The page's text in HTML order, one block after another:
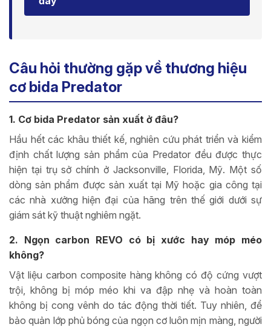
Câu hỏi thường gặp về thương hiệu
cơ bida Predator
1. Cơ bida Predator sản xuất ở đâu?
Hầu hết các khâu thiết kế, nghiên cứu phát triển và kiểm
định chất lượng sản phẩm của Predator đều được thực
hiện tại trụ sở chính ở Jacksonville, Florida, Mỹ. Một số
dòng sản phẩm được sản xuất tại Mỹ hoặc gia công tại
các nhà xưởng hiện đại của hãng trên thế giới dưới sự
giám sát kỹ thuật nghiêm ngặt.
2. Ngọn carbon REVO có bị xước hay móp méo
không?
Vật liệu carbon composite hàng không có độ cứng vượt
trội, không bị móp méo khi va đập nhẹ và hoàn toàn
không bị cong vênh do tác động thời tiết. Tuy nhiên, để
bảo quản lớp phủ bóng của ngọn cơ luôn mịn màng, người